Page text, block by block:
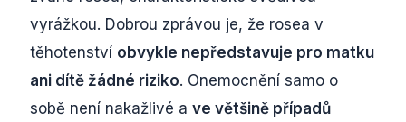
vyrážkou. Dobrou zprávou je, že rosea v
těhotenství obvykle nepředstavuje pro matku
ani dítě žádné riziko. Onemocnění samo o
sobě není nakažlivé a ve většině případů